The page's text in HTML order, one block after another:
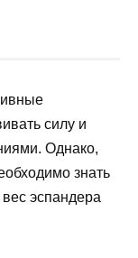
силу и
Однако,
знать
эспандера